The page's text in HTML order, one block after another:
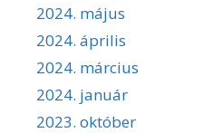
2024. május
2024. április
2024. március
2024. január
2023. október